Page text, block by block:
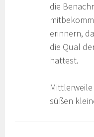
die
erinnern,
die Qual
hattest.
süßen